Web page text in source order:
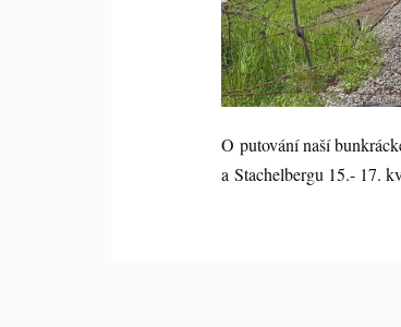
O putování naší
a Stachelbergu 15.- 17.